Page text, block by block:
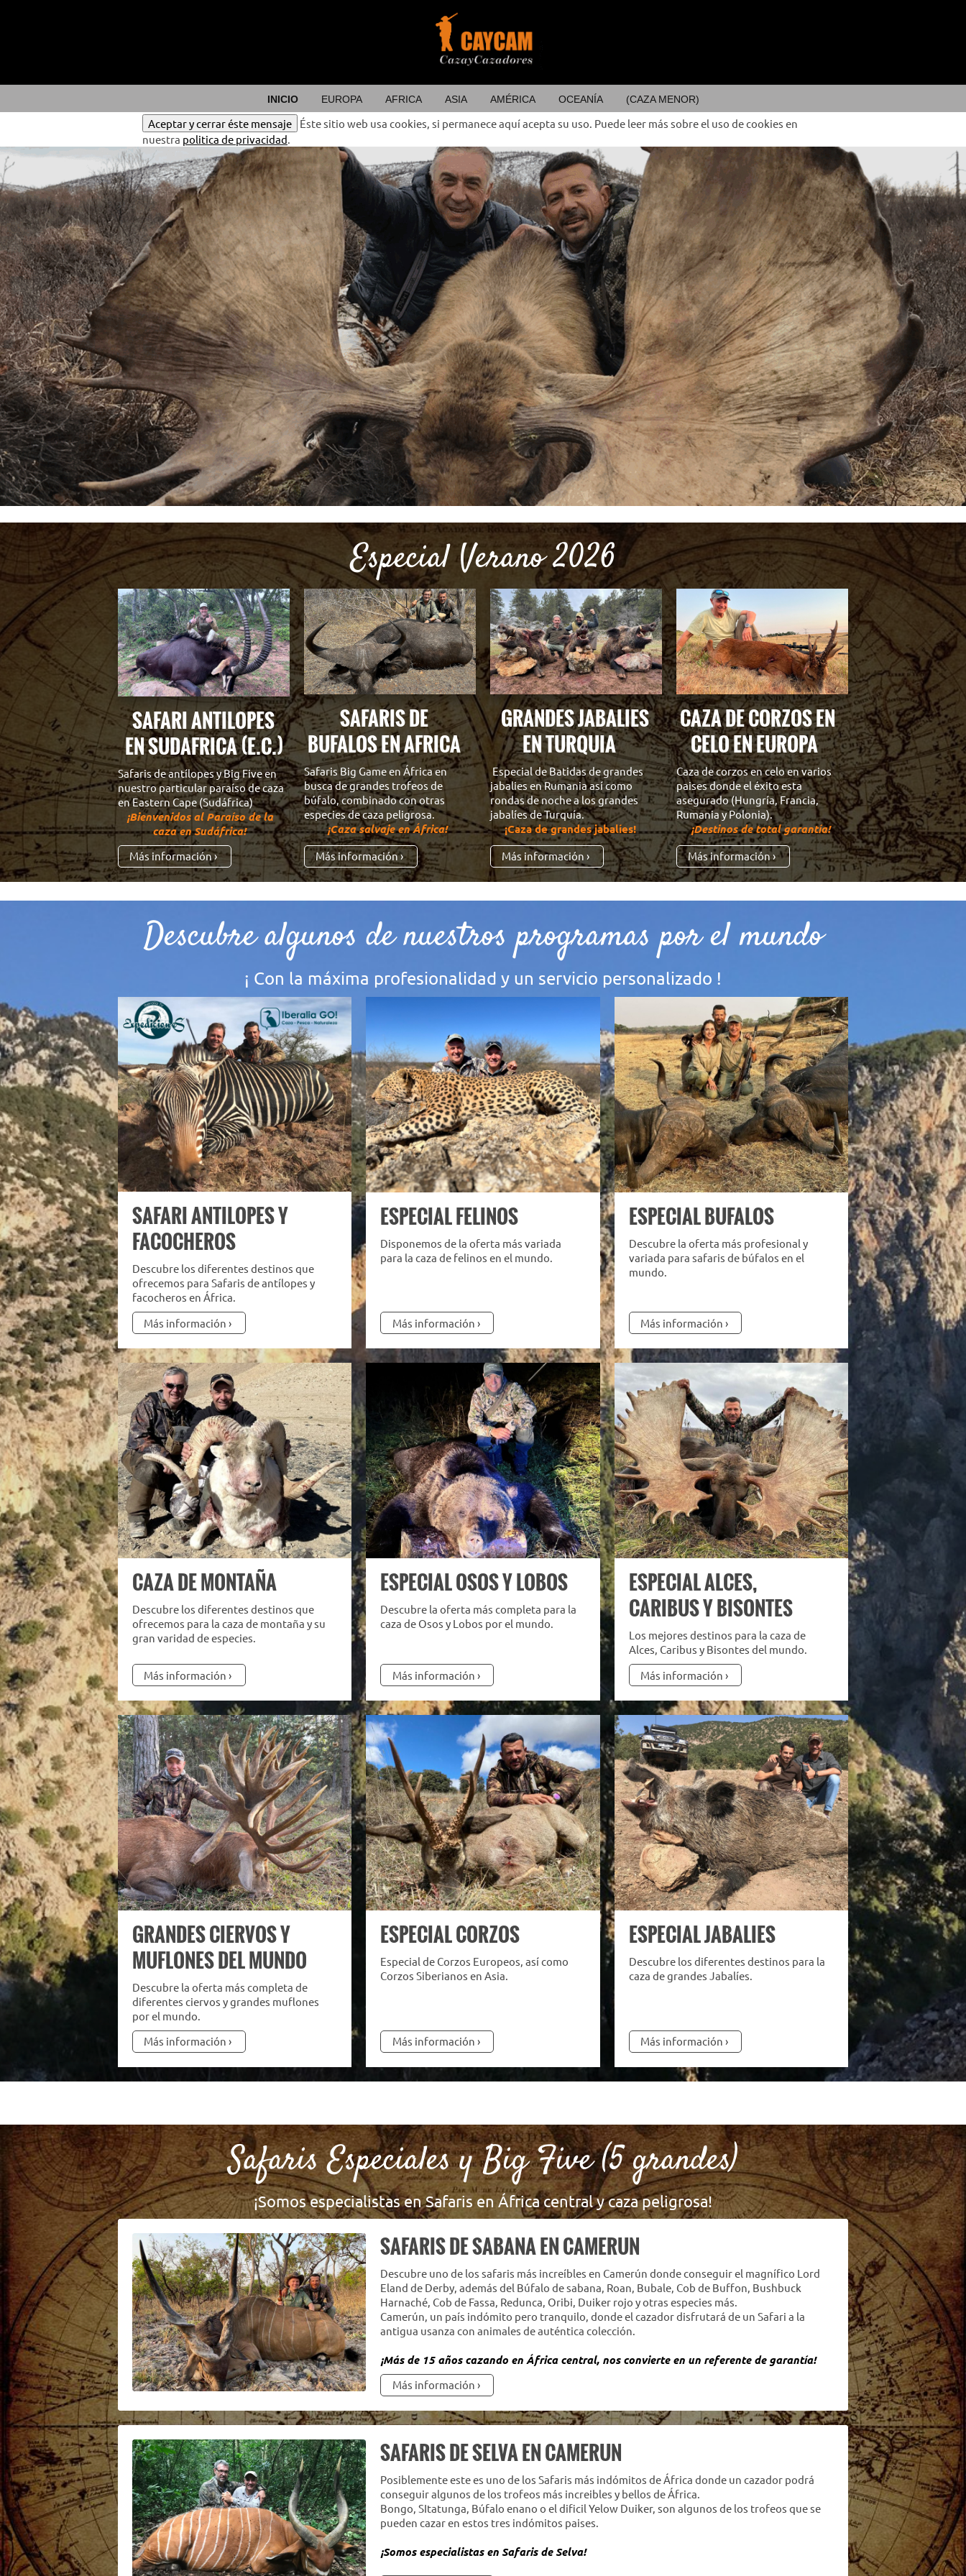
INICIO EUROPA AFRICA ASIA AMÉRICA OCEANÍA (CAZA MENOR)
Aceptar y cerrar éste mensaje
Éste sitio web usa cookies, si permanece aquí acepta su uso. Puede leer más sobre el uso de cookies en
nuestra politica de privacidad.
Especial Verano 2026
SAFARI ANTILOPES
EN SUDAFRICA (E.C.)
Safaris de antílopes y Big Five en
nuestro particular paraíso de caza
en Eastern Cape (Sudáfrica)
¡Bienvenidos al Paraíso de la
caza en Sudáfrica!
Más información
SAFARIS DE
BUFALOS EN AFRICA
Safaris Big Game en África en
busca de grandes trofeos de
búfalo, combinado con otras
especies de caza peligrosa.
¡Caza salvaje en África!
Más información
GRANDES JABALIES
EN TURQUIA
Especial de Batidas de grandes
jabalies en Rumania así como
rondas de noche a los grandes
jabalíes de Turquía.
¡Caza de grandes jabalíes!
Más información
CAZA DE CORZOS EN
CELO EN EUROPA
Caza de corzos en celo en varios
paises donde el éxito esta
asegurado (Hungría, Francia,
Rumania y Polonia).
¡Destinos de total garantía!
Más información
Descubre algunos de nuestros programas por el mundo
¡ Con la máxima profesionalidad y un servicio personalizado !
SAFARI ANTILOPES Y
FACOCHEROS
Descubre los diferentes destinos que
ofrecemos para Safaris de antílopes y
facocheros en África.
Más información
ESPECIAL FELINOS
Disponemos de la oferta más variada
para la caza de felinos en el mundo.
Más información
ESPECIAL BUFALOS
Descubre la oferta más profesional y
variada para safaris de búfalos en el
mundo.
Más información
CAZA DE MONTAÑA
Descubre los diferentes destinos que
ofrecemos para la caza de montaña y su
gran varidad de especies.
Más información
ESPECIAL OSOS Y LOBOS
Descubre la oferta más completa para la
caza de Osos y Lobos por el mundo.
Más información
ESPECIAL ALCES,
CARIBUS Y BISONTES
Los mejores destinos para la caza de
Alces, Caribus y Bisontes del mundo.
Más información
GRANDES CIERVOS Y
MUFLONES DEL MUNDO
Descubre la oferta más completa de
diferentes ciervos y grandes muflones
por el mundo.
Más información
ESPECIAL CORZOS
Especial de Corzos Europeos, así como
Corzos Siberianos en Asia.
Más información
ESPECIAL JABALIES
Descubre los diferentes destinos para la
caza de grandes Jabalíes.
Más información
Safaris Especiales y Big Five (5 grandes)
¡Somos especialistas en Safaris en África central y caza peligrosa!
SAFARIS DE SABANA EN CAMERUN
Descubre uno de los safaris más increíbles en Camerún donde conseguir el magnífico Lord
Eland de Derby, además del Búfalo de sabana, Roan, Bubale, Cob de Buffon, Bushbuck
Harnaché, Cob de Fassa, Redunca, Oribi, Duiker rojo y otras especies más.
Camerún, un país indómito pero tranquilo, donde el cazador disfrutará de un Safari a la
antigua usanza con animales de auténtica colección.
¡Más de 15 años cazando en África central, nos convierte en un referente de garantía!
Más información
SAFARIS DE SELVA EN CAMERUN
Posiblemente este es uno de los Safaris más indómitos de África donde un cazador podrá
conseguir algunos de los trofeos más increibles y bellos de África.
Bongo, SItatunga, Búfalo enano o el dificil Yelow Duiker, son algunos de los trofeos que se
pueden cazar en estos tres indómitos paises.
¡Somos especialistas en Safaris de Selva!